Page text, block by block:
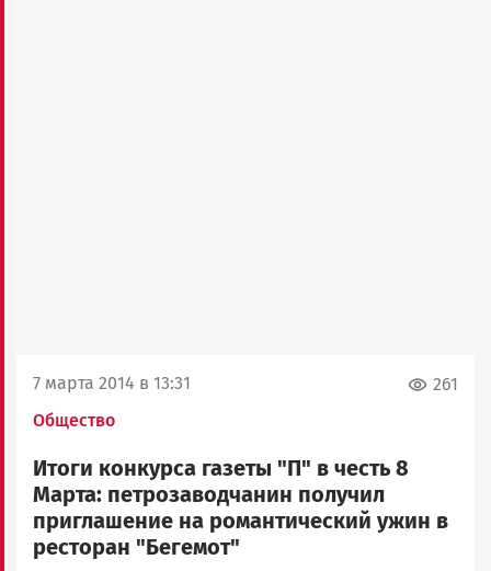
7 марта 2014 в 13:31
Общество
261
Итоги конкурса газеты "П" в честь 8
Марта: петрозаводчанин получил
приглашение на романтический ужин в
ресторан "Бегемот"